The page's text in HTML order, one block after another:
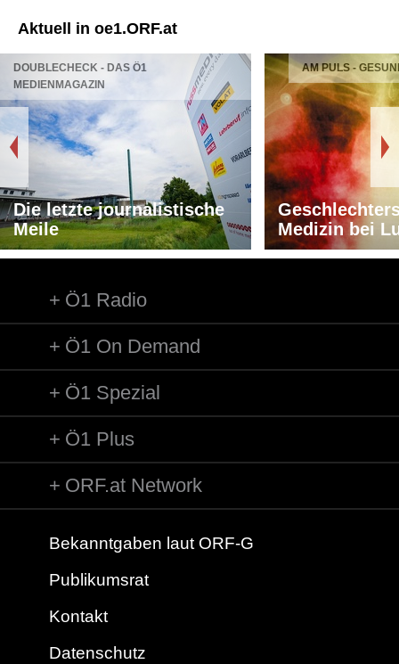
Aktuell in oe1.ORF.at
DOUBLECHECK - DAS Ö1
MEDIENMAGAZIN
Die letzte journalistische
Meile
AM PULS -
Medizin bei
Ö1 Radio
Ö1 On Demand
Ö1 Spezial
Ö1 Plus
ORF.at Network
Bekanntgaben laut ORF-G
Publikumsrat
Kontakt
Datenschutz